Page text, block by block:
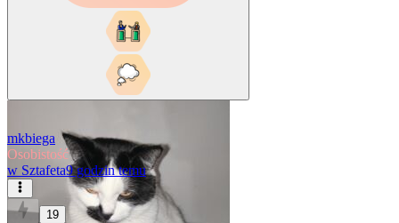
mkbiega
Osobistość
w Sztafeta9 godzin temu
19